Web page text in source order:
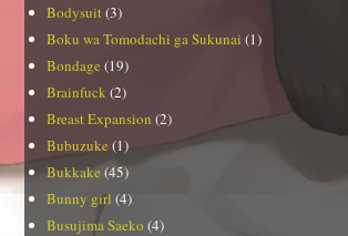
Bodysuit (3)
Boku wa Tomodachi ga Sukunai (1)
Bondage (19)
Brainfuck (2)
Breast Expansion (2)
Bubuzuke (1)
Bukkake(45)
Bunny girl (4)
Busujima Saeko (4)